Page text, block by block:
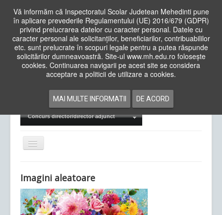
Vă informăm că Inspectoratul Scolar Judetean Mehedinti pune
în aplicare prevederile Regulamentului (UE) 2016/679 (GDPR)
privind prelucrarea datelor cu caracter personal. Datele cu
caracter personal ale solicitanților, beneficiarilor, contribuabililor
etc. sunt prelucrate în scopuri legale pentru a putea răspunde
solicitărilor dumneavoastră. Site-ul www.mh.edu.ro folosește
cookies. Continuarea navigarii pe acest site se considera
acceptare a politicii de utilizare a cookies.
MAI MULTE INFORMATII DE ACORD
Cauta
in
siteAcasa Cadre Didactice
Examene Naționale
Concurs director/director adjunct
Comută
navigarea
Imagini aleatoare